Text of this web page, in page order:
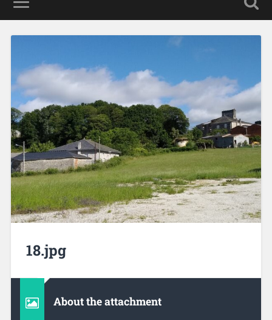
18.jpg
About the attachment